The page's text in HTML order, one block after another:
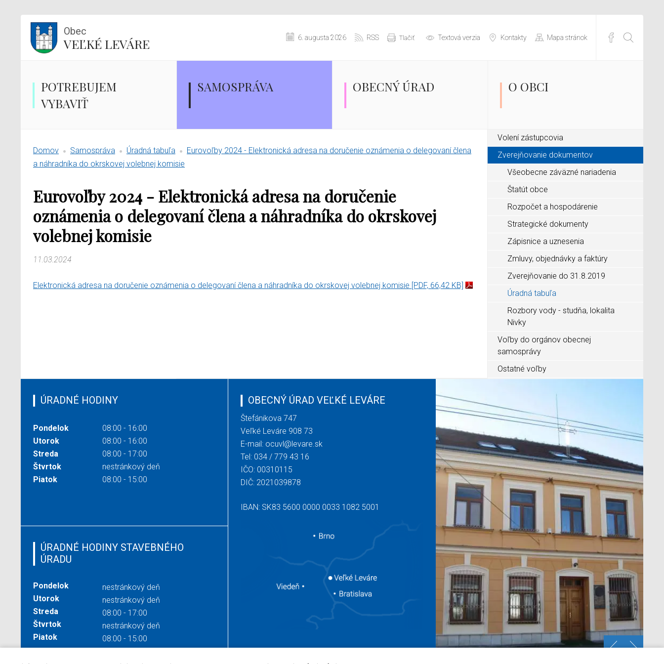
Obec
VEĽKÉ LEVÁRE 6. augusta 2026 RSS Tlačiť Textová verzia Kontakty Mapa stránok
POTREBUJEM
VYBAVIŤ
SAMOSPRÁVA OBECNÝ ÚRAD O OBCI
Domov Samospráva Úradná tabuľa
Eurovoľby 2024 - Elektronická adresa na doručenie oznámenia o delegovaní člena
a náhradníka do okrskovej volebnej komisie
Eurovoľby 2024 - Elektronická adresa na doručenie
oznámenia o delegovaní člena a náhradníka do okrskovej
volebnej komisie
11.03.2024
Elektronická adresa na doručenie oznámenia o delegovaní člena a náhradníka do okrskovej volebnej komisie [PDF, 66,42 KB]
Volení zástupcovia
Zverejňovanie dokumentov
Všeobecne záväzné nariadenia
Štatút obce
Rozpočet a hospodárenie
Strategické dokumenty
Zápisnice a uznesenia
Zmluvy, objednávky a faktúry
Zverejňovanie do 31.8.2019
Úradná tabuľa
Rozbory vody - studňa, lokalita
Nivky
Voľby do orgánov obecnej
samosprávy
Ostatné voľby
ÚRADNÉ HODINY
Pondelok
08:00 - 16:00
Utorok
08:00 - 16:00
Streda
08:00 - 17:00
Štvrtok
nestránkový deň
Piatok
08:00 - 15:00
ÚRADNÉ HODINY STAVEBNÉHO
ÚRADU
Pondelok
nestránkový deň
Utorok
nestránkový deň
Streda
08:00 - 17:00
Štvrtok
nestránkový deň
Piatok
08:00 - 15:00
OBECNÝ ÚRAD VEĽKÉ LEVÁRE
Štefánikova 747
Veľké Leváre 908 73
E-mail: ocuvl@levare.sk
Tel: 034 / 779 43 16
IČO: 00310115
DIČ: 2021039878
IBAN: SK83 5600 0000 0033 1082 5001